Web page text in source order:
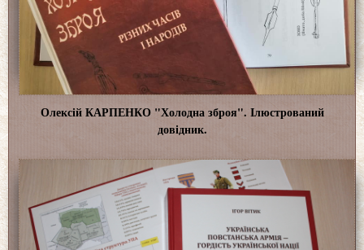
Олексій КАРПЕНКО "Холодна зброя". Ілюстрований
довідник.